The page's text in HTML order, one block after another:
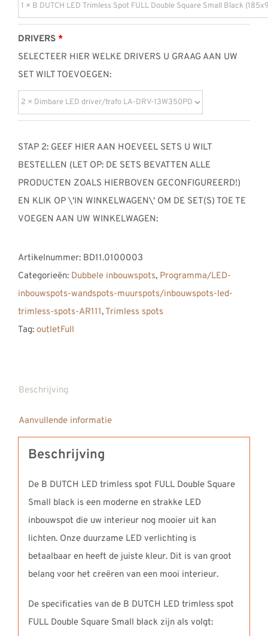
DRIVERS
SELECTEER HIER WELKE DRIVERS U GRAAG AAN UW
SET WILT TOEVOEGEN:
STAP 2: GEEF HIER AAN HOEVEEL SETS U WILT
BESTELLEN (LET OP: DE SETS BEVATTEN ALLE
PRODUCTEN ZOALS HIERBOVEN GECONFIGUREERD!)
EN KLIK OP \'IN WINKELWAGEN\' OM DE SET(S) TOE TE
VOEGEN AAN UW WINKELWAGEN:
Artikelnummer: BD11.0100003
Categorieën: Dubbele inbouwspots, Programma/LED-
inbouwspots-wandspots-muurspots/inbouwspots-led-
trimless-spots-AR111,Trimless spots
Tag: outletFull
Beschrijving
Aanvullende informatie
Beschrijving
De B DUTCH LED trimless spot FULL Double Square
Small black is een moderne en strakke LED
inbouwspot die uw interieur nog mooier uit kan
lichten. Onze duurzame LED verlichting is
betaalbaar en heeft de juiste kleur. Dit is van groot
belang voor het creëren van een mooi interieur.
De specificaties van de B DUTCH LED trimless spot
FULL Double Square Small black zijn als volgt: